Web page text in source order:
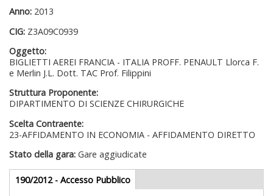
Anno: 2013
CIG: Z3A09C0939
Oggetto:
BIGLIETTI AEREI FRANCIA - ITALIA PROFF. PENAULT Llorca F.
e Merlin J.L. Dott. TAC Prof. Filippini
Struttura Proponente:
DIPARTIMENTO DI SCIENZE CHIRURGICHE
Scelta Contraente:
23-AFFIDAMENTO IN ECONOMIA - AFFIDAMENTO DIRETTO
Stato della gara: Gare aggiudicate
Gare appalti
190/2012 - Accesso Pubblico(scheda
attiva)